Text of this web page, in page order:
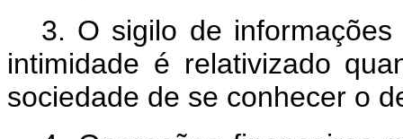
3. O sigilo de
intimidade é relativizado
sociedade de se conhecer o